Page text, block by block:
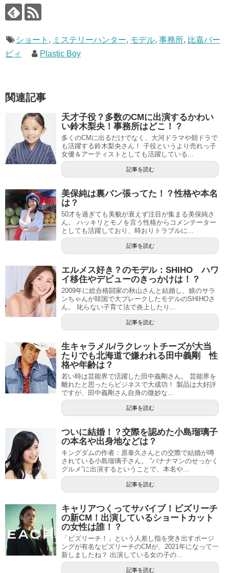
ショート , ミステリーハンター, モデル, 事務所, 比嘉バー
ビィ
Plastic Boy
関連記事
天才子役？多数のCMに出演するかわい
い鈴木梨央！事務所はどこ！？
多くのCMに出るだけでなく、大河ドラマや朝ドラで
も活躍する鈴木梨央さん！ 子役というより売れっ子
女優＆アーティストとしても活躍している...
記事を読む
美保純は裏バン張ってた！？性格や本名
は？
50才を過ぎても美貌が衰えず注目が集まる美保純さ
ん。 ハッキリとモノを言う性格からコメンテーター
としても活躍しており、時おりトラブルに...
記事を読む
エルメス好き？のモデル：SHIHO ハワ
イ移住やデビューのきっかけは！？
2009年に総合格闘家の秋山さんと結婚し、娘のサラ
ンちゃんが韓国で大ブレークしたモデルのSHIHOさ
ん。 叱らない子育て法で炎上したり...
記事を読む
生キャラメル/ラクレットチーズが大当
たりでも北海道で嫌われる田中義剛 性
格や年齢は？
若い時は芸能界で活躍した田中義剛さん。 芸能界を
離れたと思ったらビジネスで大成功！ 製品は大好評
ですが、田中義剛さん自身の微妙な...
記事を読む
ついに結婚！？交際を認めた小島瑠璃子
の本名や出身地などは？
キングダムの作者：原泰久さんとの交際で結婚が噂
されている小島瑠璃子さん。 ”バナナマンのせっかく
グルメ”に出演するということで、本名や...
記事を読む
キャリアつくってサバイブ！ビズリーチ
の新CM！出演しているショートカット
の女性は誰！？
「ビズリーチ！」という人差し指を突き出すポージ
ングが有名なビズリーチのCMが、2021年になって一
新しましたね？ 出演している女の子の...
記事を読む